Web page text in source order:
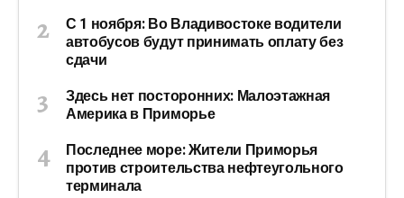
С 1 ноября: Во Владивостоке водители
автобусов будут принимать оплату без
сдачи
Здесь нет посторонних: Малоэтажная
Америка в Приморье
Последнее море: Жители Приморья
против строительства нефтеугольного
терминала